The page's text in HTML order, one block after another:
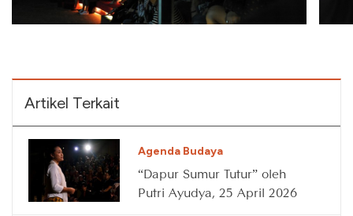
Artikel Terkait
Agenda Budaya
“Dapur Sumur Tutur” oleh
Putri Ayudya, 25 April 2026